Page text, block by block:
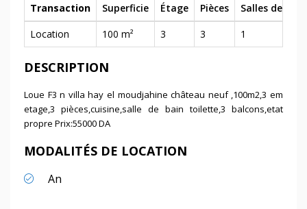
Transaction Superficie Étage Pièces
Salles de bain
Location
100 m² 3 3 1
DESCRIPTION
Loue F3 n villa hay el moudjahine château neuf ,100m2,3 em
etage,3 pièces,cuisine,salle de bain toilette,3 balcons,etat
propre Prix:55000 DA
MODALITÉS DE LOCATION
An